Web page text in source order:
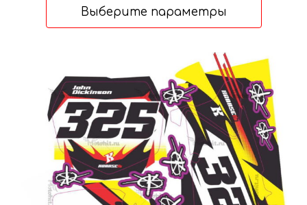
–
Выберите параметры
имеет
несколько
вариаций.
Опции
можно
выбрать